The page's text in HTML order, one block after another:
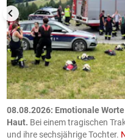
08.08.2026: Emotionale
Haut. Bei einem tragischen
und ihre sechsjährige Tochter.